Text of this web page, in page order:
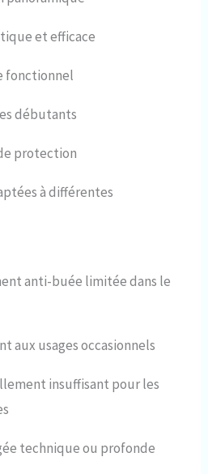
et efficace
fonctionnel
débutants
protection
à différentes
anti-buée limitée dans le
aux usages occasionnels
insuffisant pour les
technique ou profonde